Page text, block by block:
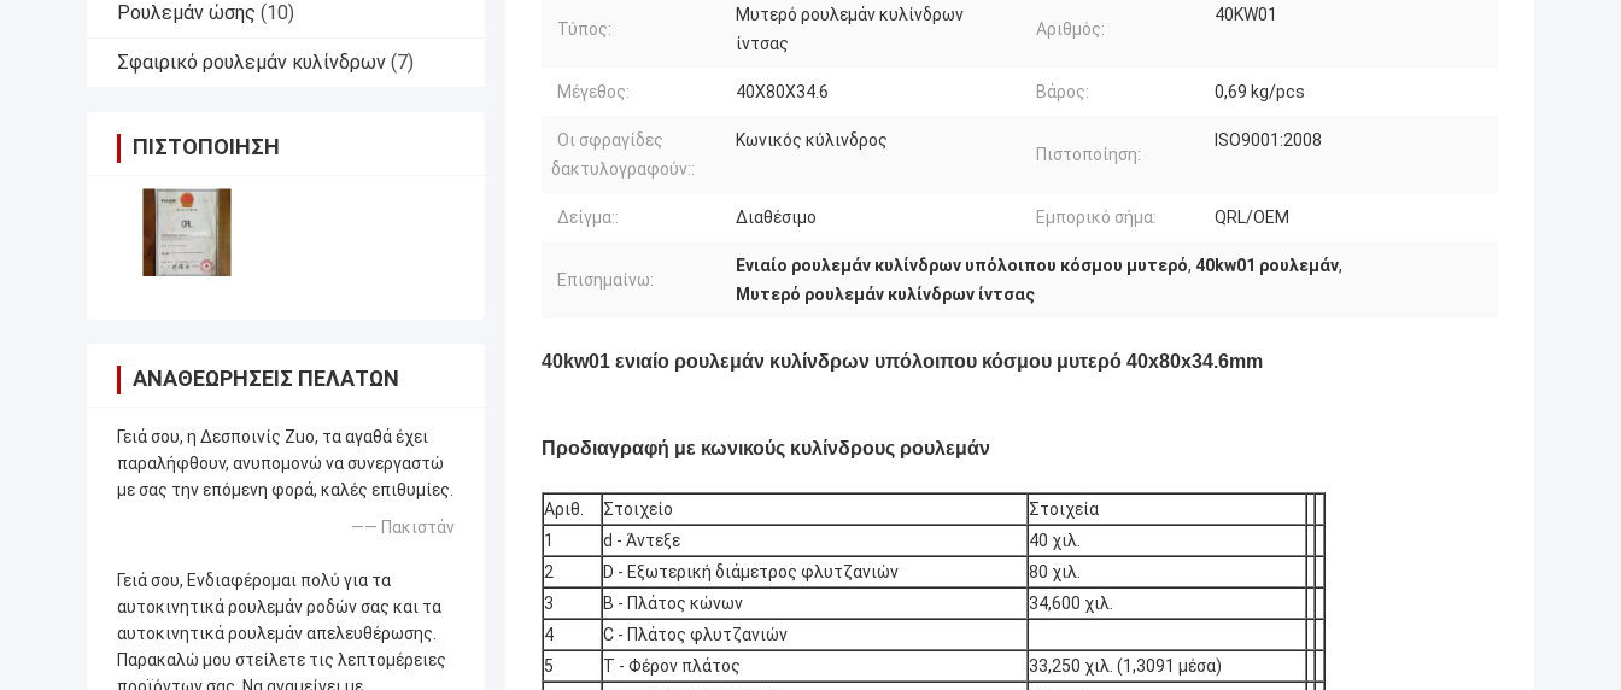
Ρουλεμάν ώσης (10)
Σφαιρικό ρουλεμάν κυλίνδρων (7)
ΠΙΣΤΟΠΟΊΗΣΗ
ΑΝΑΘΕΩΡΉΣΕΙΣ ΠΕΛΑΤΏΝ
Γειά σου, η Δεσποινίς Zuo, τα αγαθά έχει
παραλήφθουν, ανυπομονώ να συνεργαστώ
με σας την επόμενη φορά, καλές επιθυμίες.
—— Πακιστάν
Γειά σου, Ενδιαφέρομαι πολύ για τα
αυτοκινητικά ρουλεμάν ροδών σας και τα
αυτοκινητικά ρουλεμάν απελευθέρωσης.
Παρακαλώ μου στείλετε τις λεπτομέρειες
Τύπος:
Μυτερό ρουλεμάν κυλίνδρων
ίντσας
Αριθμός:
40KW01
Μέγεθος: 40X80X34.6 Βάρος: 0,69 kg/pcs
Οι σφραγίδες
δακτυλογραφούν::
Κωνικός κύλινδρος
Πιστοποίηση:
ISO9001:2008
Δείγμα:: Διαθέσιμο Εμπορικό σήμα: QRL/OEM
Επισημαίνω:
Ενιαίο ρουλεμάν κυλίνδρων υπόλοιπου κόσμου μυτερό, 40kw01 ρουλεμάν,
Μυτερό ρουλεμάν κυλίνδρων ίντσας
40kw01 ενιαίο ρουλεμάν κυλίνδρων υπόλοιπου κόσμου μυτερό 40x80x34.6mm
Προδιαγραφή με κωνικούς κυλίνδρους ρουλεμάν
Αριθ. Στοιχείο
Στοιχεία
1
d - Άντεξε
40 χιλ.
2
D - Εξωτερική διάμετρος φλυτζανιών
80 χιλ.
3
B - Πλάτος κώνων
34,600 χιλ.
4
C - Πλάτος φλυτζανιών
5
T - Φέρον πλάτος
33,250 χιλ. (1,3091 μέσα)